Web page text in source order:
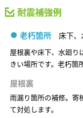
分譲マンション検索
売る [MISAWA RELAY]
住まいの売却
これから土地
土地活用の基礎から長期
に役立つ多彩な情報を幅
ホームラウンジ 土地活
これから
実例動画や基礎知識、収
ームの具体策とアイデア
ホームラウンジ リフォー
分譲用地
のまちづくりを実現して
ミサワゼネラルソリュ
ミサワホームオーナーさ
ームを結ぶコミュニケー
ミサワオーナーズクラブ
環境活動
採用情報
新卒者採用
中途採用
耐震補強例
老朽箇所 床下
屋根裏や床下、水廻り
きい場所です。老朽箇
屋根裏
雨漏り箇所の補修。寄
て対処します。